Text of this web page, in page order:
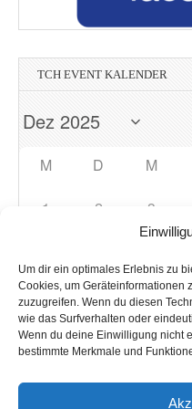
Um dir ein optimales Erlebnis zu
Cookies, um Geräteinformationen
zuzugreifen. Wenn du diesen
wie das Surfverhalten oder
Wenn du deine Einwilligung nicht
bestimmte Merkmale und
TCH EVENT KALENDER
M D M
1 2 3
8 10
15 16 17